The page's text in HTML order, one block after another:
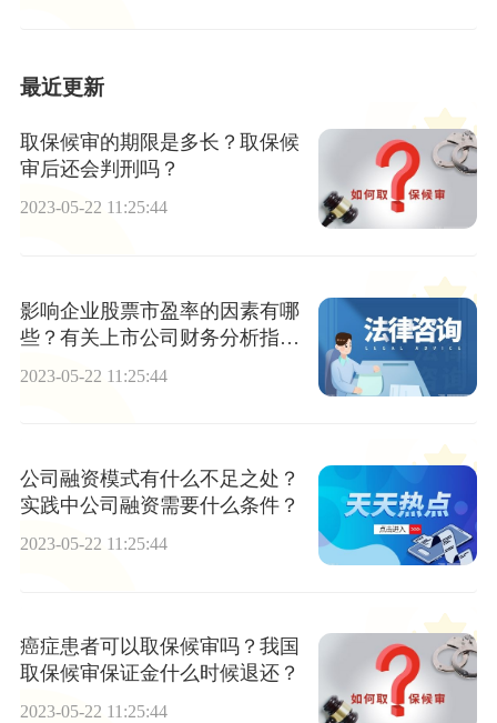
最近更新
取保候审的期限是多长？取保候
审后还会判刑吗？
2023-05-22 11:25:44
影响企业股票市盈率的因素有哪
些？有关上市公司财务分析指标
2023-05-22 11:25:44
公司融资模式有什么不足之处？
实践中公司融资需要什么条件？
2023-05-22 11:25:44
癌症患者可以取保候审吗？我国
取保候审保证金什么时候退还？
2023-05-22 11:25:44